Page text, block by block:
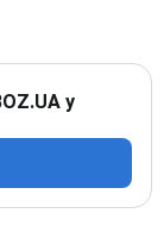
у